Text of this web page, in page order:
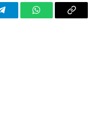
TelegramWhatsAppCopy